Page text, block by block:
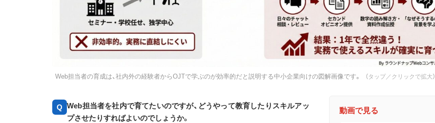
Web担当者の育成は、社内外の経験者からOJTで学ぶのが効率的だと説明する中小企業向けの図解画像です。 （タップ／クリックで拡大）
Q
Web担当者を社内で育てたいのですが、どうやって教育したりスキルアッ
プさせたりすればよいのでしょうか。
動画で見る